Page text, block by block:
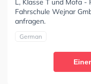
L, Klasse T und Mofa -
Fahrschule Wejnar
anfragen.
German